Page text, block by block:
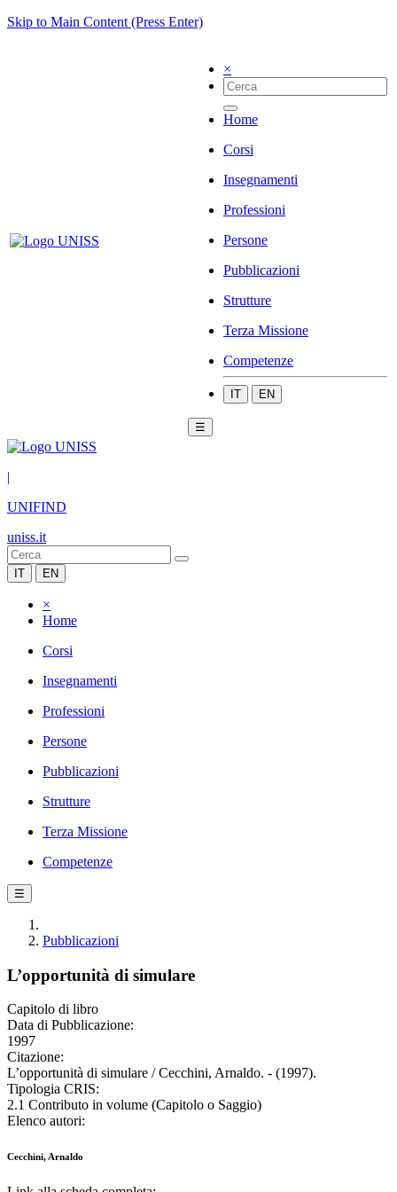
Skip to Main Content (Press Enter)
×
Home
Corsi
Insegnamenti
Professioni
Persone
Pubblicazioni
Strutture
Terza Missione
Competenze
IT EN
☰
|
UNIFIND
uniss.it
IT EN
×
Home
Corsi
Insegnamenti
Professioni
Persone
Pubblicazioni
Strutture
Terza Missione
Competenze
☰
Pubblicazioni
L’opportunità di simulare
Capitolo di libro
Data di Pubblicazione:
1997
Citazione:
L’opportunità di simulare / Cecchini, Arnaldo. - (1997).
Tipologia CRIS:
2.1 Contributo in volume (Capitolo o Saggio)
Elenco autori:
Cecchini, Arnaldo